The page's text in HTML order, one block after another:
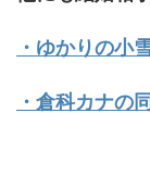
・ゆかりの小
・倉科カナの